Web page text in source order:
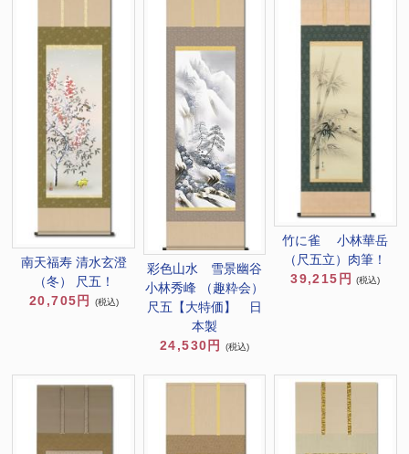
南天福寿 清水玄澄
（冬） 尺五！
20,705円
(税込)
彩色山水 雪景幽谷
小林秀峰 （趣粋会）
尺五【大特価】 日
本製
24,530円
(税込)
竹に雀 小林華岳
（尺五立）肉筆！
39,215円
(税込)